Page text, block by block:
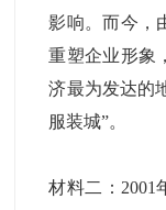
影响。而今，
重塑企业形象
济最为发达的
服装城”。
材料二：2001